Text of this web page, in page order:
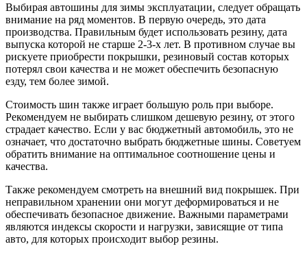
Выбирая автошины для зимы эксплуатации, следует обращать
внимание на ряд моментов. В первую очередь, это дата
производства. Правильным будет использовать резину, дата
выпуска которой не старше 2-3-х лет. В противном случае вы
рискуете приобрести покрышки, резиновый состав которых
потерял свои качества и не может обеспечить безопасную
езду, тем более зимой.
Стоимость шин также играет большую роль при выборе.
Рекомендуем не выбирать слишком дешевую резину, от этого
страдает качество. Если у вас бюджетный автомобиль, это не
означает, что достаточно выбрать бюджетные шины. Советуем
обратить внимание на оптимальное соотношение цены и
качества.
Также рекомендуем смотреть на внешний вид покрышек. При
неправильном хранении они могут деформироваться и не
обеспечивать безопасное движение. Важными параметрами
являются индексы скорости и нагрузки, зависящие от типа
авто, для которых происходит выбор резины.